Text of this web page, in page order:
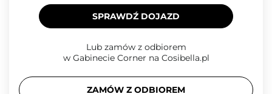
SPRAWDŹ DOJAZD
Lub zamów z odbiorem
w Gabinecie Corner na Cosibella.pl
ZAMÓW Z ODBIOREM